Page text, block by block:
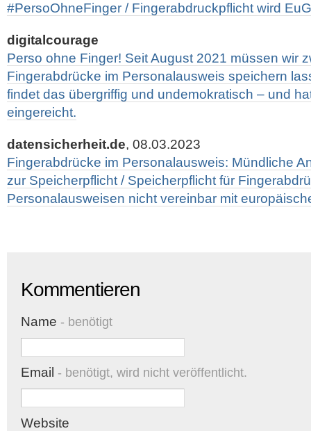
#PersoOhneFinger / Fingerabdruckpflicht wird
digitalcourage
Perso ohne Finger! Seit August 2021 müssen wir
Fingerabdrücke im Personalausweis speichern
findet das übergriffig und undemokratisch – und
eingereicht.
datensicherheit.de, 08.03.2023
Fingerabdrücke im Personalausweis: Mündliche
zur Speicherpflicht / Speicherpflicht für
Personalausweisen nicht vereinbar mit
Kommentieren
Name - benötigt
Email - benötigt, wird nicht veröffentlicht.
Website